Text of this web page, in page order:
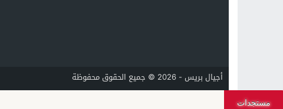
أجيال بريس - 2026 © جميع الحقوق محفوظة
مستجدات